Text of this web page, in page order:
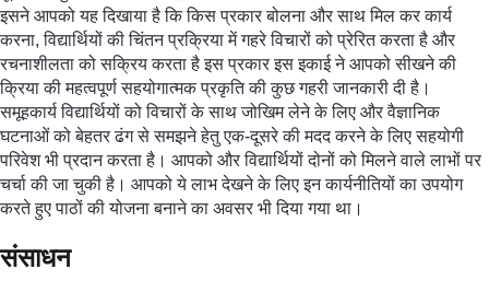
इसने आपको यह दिखाया है कि किस प्रकार बोलना और साथ मिल कर कार्य
करना, विद्यार्थियों की चिंतन प्रक्रिया में गहरे विचारों को प्रेरित करता है और
रचनाशीलता को सक्रिय करता है इस प्रकार इस इकाई ने आपको सीखने की
क्रिया की महत्वपूर्ण सहयोगात्मक प्रकृति की कुछ गहरी जानकारी दी है।
समूहकार्य विद्यार्थियों को विचारों के साथ जोखिम लेने के लिए और वैज्ञानिक
घटनाओं को बेहतर ढंग से समझने हेतु एक-दूसरे की मदद करने के लिए सहयोगी
परिवेश भी प्रदान करता है। आपको और विद्यार्थियों दोनों को मिलने वाले लाभों पर
चर्चा की जा चुकी है। आपको ये लाभ देखने के लिए इन कार्यनीतियों का उपयोग
करते हुए पाठों की योजना बनाने का अवसर भी दिया गया था।
संसाधन